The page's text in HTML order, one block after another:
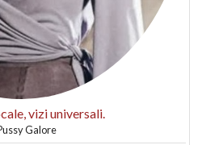
vizi universali.
Galore